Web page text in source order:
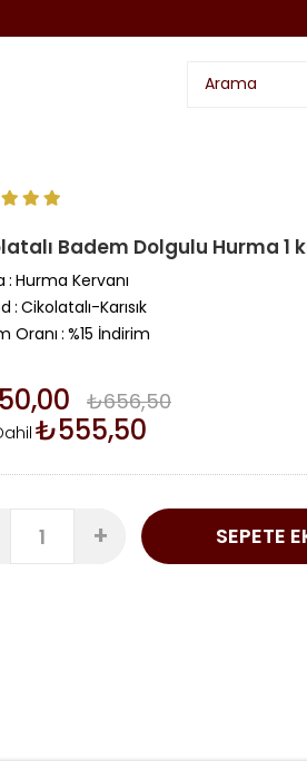
Badem Dolgulu Hurma 1
: Hurma Kervanı
: Cikolatalı-Karısık
Oranı: %15 İndirim
₺656,50
₺555,50
+